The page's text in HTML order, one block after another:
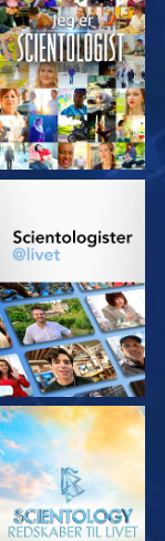
SE
UDFORSK SERIEN
UDFORSK SERIEN